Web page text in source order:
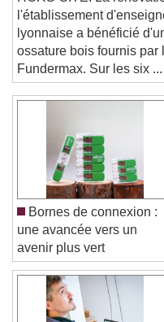
Text
Color
Text
Caption
Color
Font Size
Text Edge
Font Family
HORS-SITE. La
l'établissement
lyonnaise a bénéficié
ossature bois fournis par
Fundermax. Sur les six ...
Bornes de connexion :
une avancée vers un
avenir plus vert